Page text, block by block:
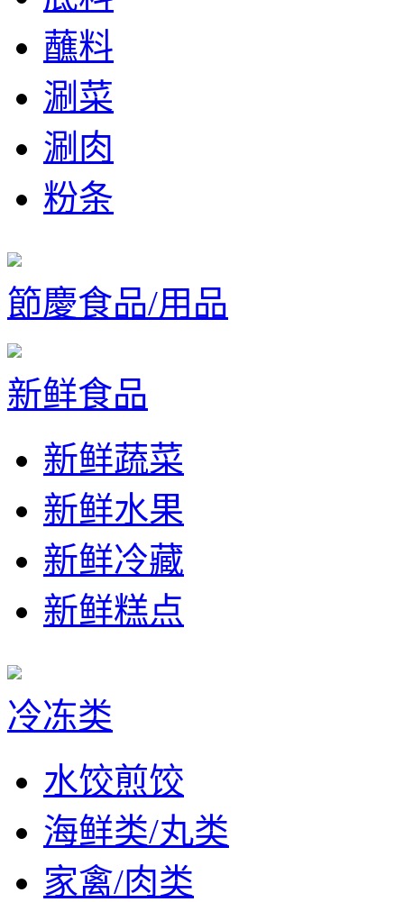
蘸料
涮菜
涮肉
粉条
節慶食品/用品
新鲜食品
新鲜蔬菜
新鲜水果
新鲜冷藏
新鲜糕点
冷冻类
水饺煎饺
海鲜类/丸类
家禽/肉类